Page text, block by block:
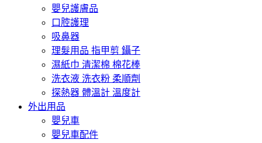
嬰兒護膚品
口腔護理
吸鼻器
理髮用品 指甲剪 鑷子
濕紙巾 清潔棉 棉花棒
洗衣液 洗衣粉 柔順劑
探熱器 體溫計 溫度計
外出用品
嬰兒車
嬰兒車配件